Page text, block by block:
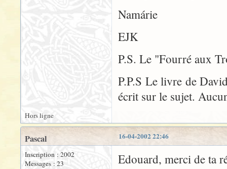
Namárie
EJK
P.S. Le "Fourré aux
P.P.S Le livre de
écrit sur le sujet.
Hors ligne
16-04-2002 22:46
Pascal
Inscription : 2002
Messages : 23
Edouard, merci de ta